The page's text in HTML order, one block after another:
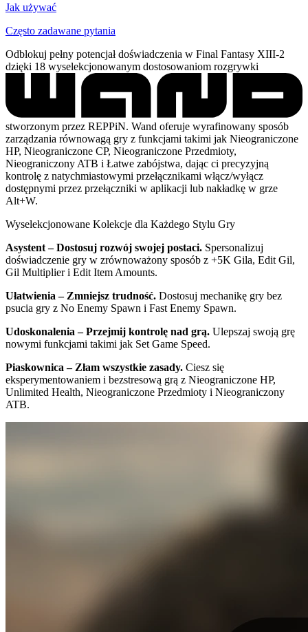
Jak używać
Często zadawane pytania
Odblokuj pełny potencjał doświadczenia w Final Fantasy XIII-2
dzięki 18 wyselekcjonowanym dostosowaniom rozgrywki
stworzonym przez REPPiN. Wand oferuje wyrafinowany sposób
zarządzania równowagą gry z funkcjami takimi jak Nieograniczone
HP, Nieograniczone CP, Nieograniczone Przedmioty,
Nieograniczony ATB i Łatwe zabójstwa, dając ci precyzyjną
kontrolę z natychmiastowymi przełącznikami włącz/wyłącz
dostępnymi przez przełączniki w aplikacji lub nakładkę w grze
Alt+W.
Wyselekcjonowane Kolekcje dla Każdego Stylu Gry
Asystent – Dostosuj rozwój swojej postaci. Spersonalizuj
doświadczenie gry w zrównoważony sposób z +5K Gila, Edit Gil,
Gil Multiplier i Edit Item Amounts.
Ułatwienia – Zmniejsz trudność. Dostosuj mechanikę gry bez
psucia gry z No Enemy Spawn i Fast Enemy Spawn.
Udoskonalenia – Przejmij kontrolę nad grą. Ulepszaj swoją grę
nowymi funkcjami takimi jak Set Game Speed.
Piaskownica – Złam wszystkie zasady. Ciesz się
eksperymentowaniem i bezstresową grą z Nieograniczone HP,
Unlimited Health, Nieograniczone Przedmioty i Nieograniczony
ATB.